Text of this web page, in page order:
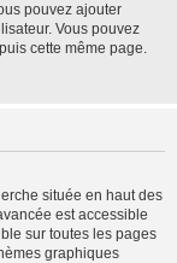
pouvez ajouter
Vous pouvez
cette même page.
située en haut des
est accessible
sur toutes les pages
graphiques